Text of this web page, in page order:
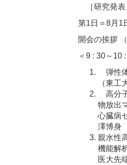
［研究発表
第1日＝8月1
開会の挨拶
＜9 : 30～10
弾性
（東
高分
物放出
心臓病
澤博身
親水性
機能解
医大先